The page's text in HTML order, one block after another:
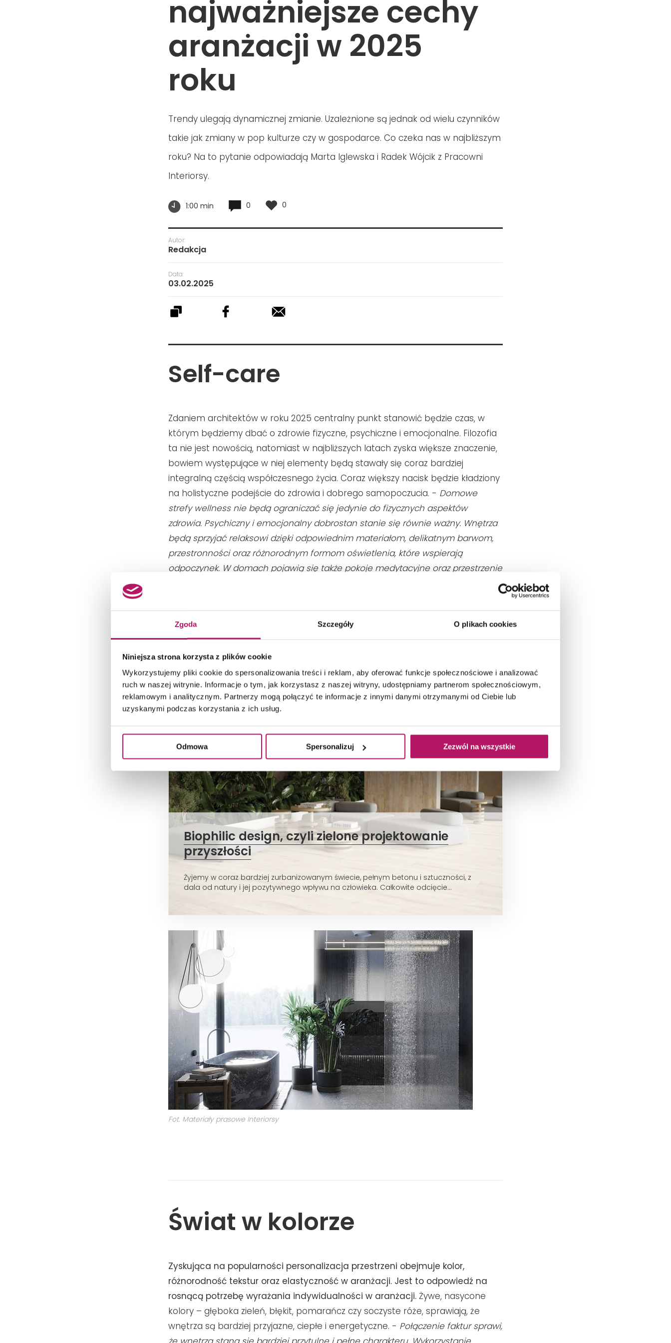
Zgoda Szczegóły O plikach cookies
Niniejsza strona korzysta z plików cookie
Wykorzystujemy pliki cookie do spersonalizowania treści i reklam, aby oferować funkcje społecznościowe i analizować
ruch w naszej witrynie. Informacje o tym, jak korzystasz z naszej witryny, udostępniamy partnerom społecznościowym,
reklamowym i analitycznym. Partnerzy mogą połączyć te informacje z innymi danymi otrzymanymi od Ciebie lub
uzyskanymi podczas korzystania z ich usług.
Odmowa Spersonalizuj Zezwól na wszystkie
najważniejsze cechy
aranżacji w 2025
roku
Trendy ulegają dynamicznej zmianie. Uzależnione są jednak od wielu czynników
takie jak zmiany w pop kulturze czy w gospodarce. Co czeka nas w najbliższym
roku? Na to pytanie odpowiadają Marta Iglewska i Radek Wójcik z Pracowni
Interiorsy.
1:00 min 0 0
Self-care
Zdaniem architektów w roku 2025 centralny punkt stanowić będzie czas, w
którym będziemy dbać o zdrowie fizyczne, psychiczne i emocjonalne. Filozofia
ta nie jest nowością, natomiast w najbliższych latach zyska większe znaczenie,
bowiem występujące w niej elementy będą stawały się coraz bardziej
integralną częścią współczesnego życia. Coraz większy nacisk będzie kładziony
na holistyczne podejście do zdrowia i dobrego samopoczucia. - Domowe
strefy wellness nie będą ograniczać się jedynie do fizycznych aspektów
zdrowia. Psychiczny i emocjonalny dobrostan stanie się równie ważny. Wnętrza
będą sprzyjać relaksowi dzięki odpowiednim materiałom, delikatnym barwom,
przestronności oraz różnorodnym formom oświetlenia, które wspierają
odpoczynek. W domach pojawią się także pokoje medytacyjneoraz przestrzenie
biophilic design, czyli aranżacja z wykorzystaniem elementów natury. Elementy
te spełniają rolę redukcji stresu oraz poprawy samopoczucia.
Autor:
Redakcja
Data:
03.02.2025
Biophilic design, czyli zielone projektowanie
przyszłości
Żyjemy w coraz bardziej zurbanizowanym świecie, pełnym betonu i sztuczności, z
dala od natury i jej pozytywnego wpływu na człowieka. Całkowite odcięcie...
Fot. Materiały prasowe Interiorsy
Świat w kolorze
Zyskująca na popularności personalizacja przestrzeni obejmuje kolor,
różnorodność tekstur oraz elastyczność w aranżacji. Jest to odpowiedź na
rosnącą potrzebę wyrażania indywidualności w aranżacji. Żywe, nasycone
kolory – głęboka zieleń, błękit, pomarańcz czy soczyste róże, sprawiają, że
wnętrza są bardziej przyjazne, ciepłe i energetyczne. - Połączenie faktursprawi,